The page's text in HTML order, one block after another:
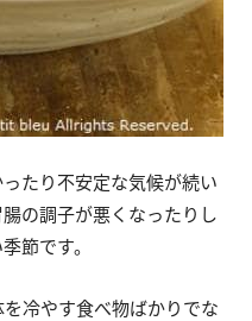
たり不安定な気候が続い
の調子が悪くなったりし
節です。
冷やす食べ物ばかりでな